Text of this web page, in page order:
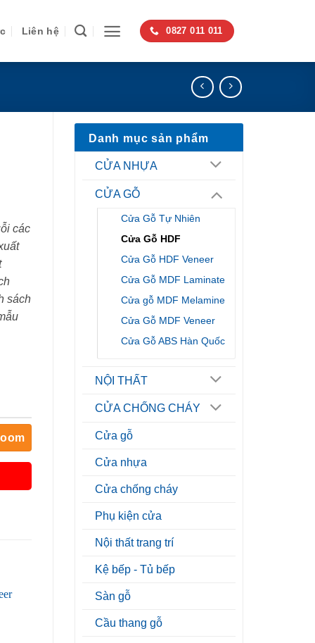
Liên hệ 0827 011 011
Danh mục sản phẩm
CỬA NHỰA
CỬA GỖ
Cửa Gỗ Tự Nhiên
Cửa Gỗ HDF
Cửa Gỗ HDF Veneer
Cửa Gỗ MDF Laminate
Cửa gỗ MDF Melamine
Cửa Gỗ MDF Veneer
Cửa Gỗ ABS Hàn Quốc
NỘI THẤT
CỬA CHỐNG CHÁY
Cửa gỗ
Cửa nhựa
Cửa chống cháy
Phụ kiện cửa
Nội thất trang trí
Kệ bếp - Tủ bếp
Sàn gỗ
Cầu thang gỗ
các
sách